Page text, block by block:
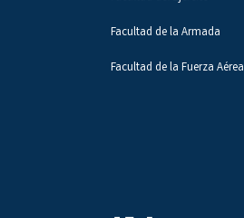
Facultad de la Armada
Facultad de la Fuerza Aérea